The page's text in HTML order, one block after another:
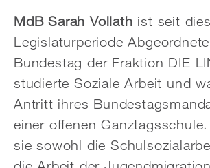
MdB Sarah Vollath ist seit
Legislaturperiode
Bundestag der Fraktion DIE
studierte Soziale Arbeit und
Antritt ihres
einer offenen
sie sowohl die